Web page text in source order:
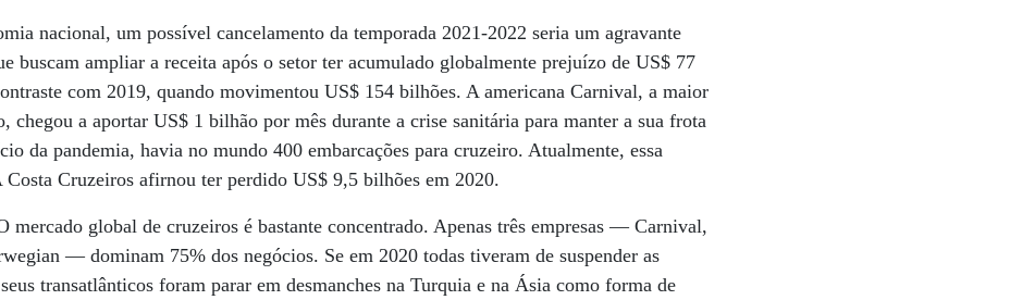
nacional, um possível cancelamento da temporada 2021-2022 seria um agravante
buscam ampliar a receita após o setor ter acumulado globalmente prejuízo de US$ 77
com 2019, quando movimentou US$ 154 bilhões. A americana Carnival, a maior
chegou a aportar US$ 1 bilhão por mês durante a crise sanitária para manter a sua frota
da pandemia, havia no mundo 400 embarcações para cruzeiro. Atualmente, essa
Costa Cruzeiros afirnou ter perdido US$ 9,5 bilhões em 2020.
mercado global de cruzeiros é bastante concentrado. Apenas três empresas — Carnival,
— dominam 75% dos negócios. Se em 2020 todas tiveram de suspender as
transatlânticos foram parar em desmanches na Turquia e na Ásia como forma de